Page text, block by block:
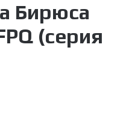
Бирюса
(серия